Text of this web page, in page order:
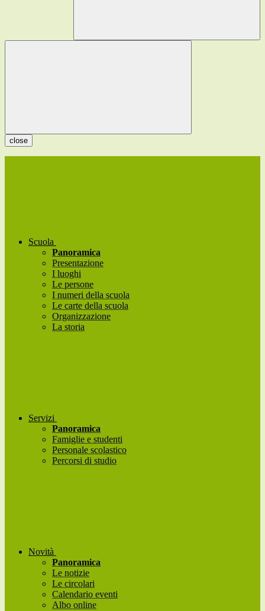
close
Scuola
Panoramica
Presentazione
I luoghi
Le persone
I numeri della scuola
Le carte della scuola
Organizzazione
La storia
Servizi
Panoramica
Famiglie e studenti
Personale scolastico
Percorsi di studio
Novità
Panoramica
Le notizie
Le circolari
Calendario eventi
Albo online